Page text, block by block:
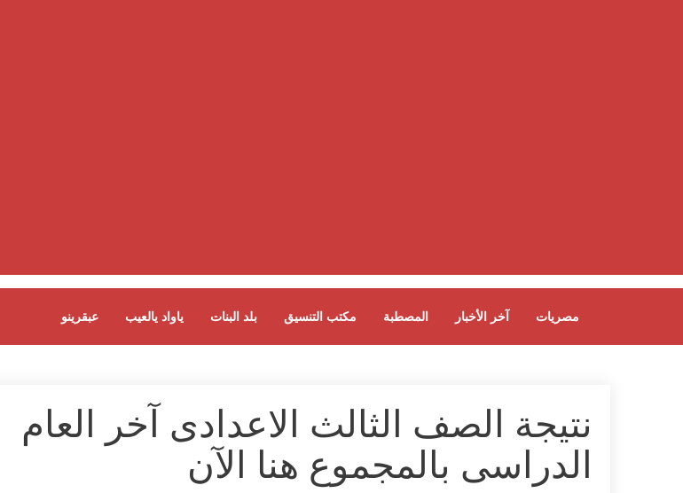
عبقرينو ياواد يالعيب بلد البنات مكتب التنسيق المصطبة آخر الأخبار مصريات
نتيجة الصف الثالث الاعدادى آخر العام
الدراسى بالمجموع هنا الآن